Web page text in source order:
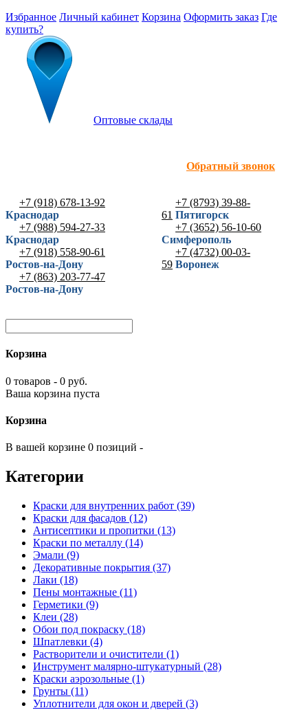
Избранное Личный кабинет Корзина Оформить заказ Где
купить?
Оптовые склады
Обратный звонок
+7 (918) 678-13-92
Краснодар
+7 (988) 594-27-33
Краснодар
+7 (918) 558-90-61
Ростов-на-Дону
+7 (863) 203-77-47
Ростов-на-Дону
+7 (8793) 39-88-
61 Пятигорск
+7 (3652) 56-10-60
Симферополь
+7 (4732) 00-03-
59 Воронеж
Корзина
0 товаров - 0 руб.
Ваша корзина пуста
Корзина
В вашей корзине 0 позиций -
Категории
Краски для внутренних работ (39)
Краски для фасадов (12)
Антисептики и пропитки (13)
Краски по металлу (14)
Эмали (9)
Декоративные покрытия (37)
Лаки (18)
Пены монтажные (11)
Герметики (9)
Клеи (28)
Обои под покраску (18)
Шпатлевки (4)
Растворители и очистители (1)
Инструмент малярно-штукатурный (28)
Краски аэрозольные (1)
Грунты (11)
Уплотнители для окон и дверей (3)